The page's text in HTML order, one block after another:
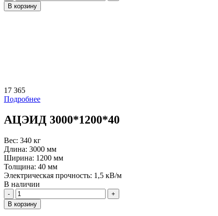
В корзину
17 365
Подробнее
АЦЭИД 3000*1200*40
Вес: 340 кг
Длина: 3000 мм
Ширина: 1200 мм
Толщина: 40 мм
Электрическая прочность: 1,5 кВ/м
В наличии
Количество
В корзину